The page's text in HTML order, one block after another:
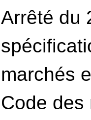
Arrêté du
marchés
Code des